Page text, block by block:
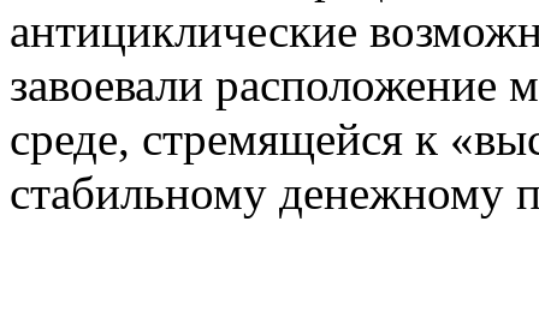
антициклические
завоевали расположение
среде, стремящейся к
стабильному денежному